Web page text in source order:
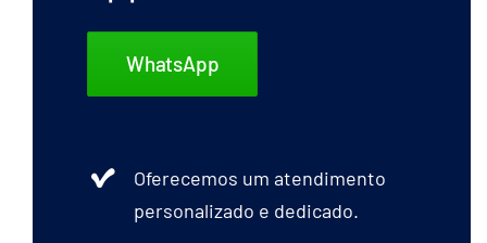
WhatsApp
Oferecemos um atendimento
personalizado e dedicado.